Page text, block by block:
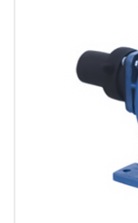
учетом
эффективно
длительного
сельском
простота в
Легкий вес и
Имея приемлемый